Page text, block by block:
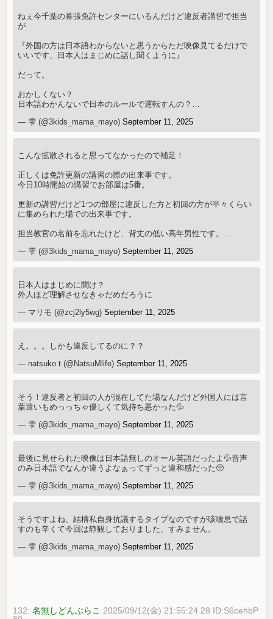
ねぇ今千葉の幕張免許センターにいるんだけど違反者講習で担当
が
『外国の方は日本語わからないと思うからただ映像見てるだけで
いいです、日本人はまじめに話し聞くように』
だって。
おかしくない？
日本語わかんないで日本のルールで運転すんの？…
— 雫 (@3kids_mama_mayo)September 11, 2025
こんな拡散されると思ってなかったので補足！
正しくは免許更新の講習の際の出来事です。
今日10時開始の講習でお部屋は5番。
更新の講習だけど1つの部屋に違反した方と初回の方が半々くらい
に集められた場での出来事です。
担当教官の名前を忘れたけど、背丈の低い高年男性です。…
— 雫 (@3kids_mama_mayo)September 11, 2025
日本人はまじめに聞け？
外人ほど理解させなきゃだめだろうに
— マリモ (@zcj2ly5wg)September 11, 2025
え。。。しかも違反してるのに？？
— natsuko t (@NatsuMlife)September 11, 2025
そう！違反者と初回の人が混在してた場なんだけど外国人には言
葉遣いもめっっちゃ優しくて気持ち悪かった💦
— 雫 (@3kids_mama_mayo)September 11, 2025
最後に見せられた映像は日本語無しのオール英語だったよ💦音声
のみ日本語でなんか違うよなぁってずっと違和感だった🥺
— 雫 (@3kids_mama_mayo)September 11, 2025
そうですよね、結構私自身抗議するタイプなのですが咳喘息で話
すのも辛くて今回は静観しておりました、すみません。
— 雫 (@3kids_mama_mayo)September 11, 2025
132:名無しどんぶらこ 2025/09/12(金) 21:55:24.28 ID:S6cehbP